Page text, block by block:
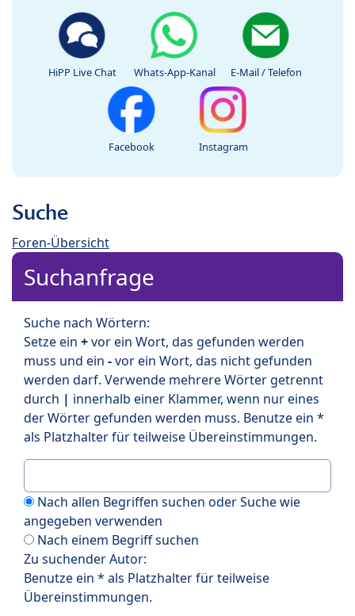
HiPP Live Chat Whats-App-Kanal E-Mail / Telefon
Facebook Instagram
Suche
Foren-Übersicht
Suchanfrage
Suche nach Wörtern:
Setze ein +vor ein Wort, das gefunden werden
muss und ein -vor ein Wort, das nicht gefunden
werden darf. Verwende mehrere Wörter getrennt
durch | innerhalb einer Klammer, wenn nur eines
der Wörter gefunden werden muss. Benutze ein *
als Platzhalter für teilweise Übereinstimmungen.
Nach allen Begriffen suchen oder Suche wie
angegeben verwenden
Nach einem Begriff suchen
Zu suchender Autor:
Benutze ein * als Platzhalter für teilweise
Übereinstimmungen.